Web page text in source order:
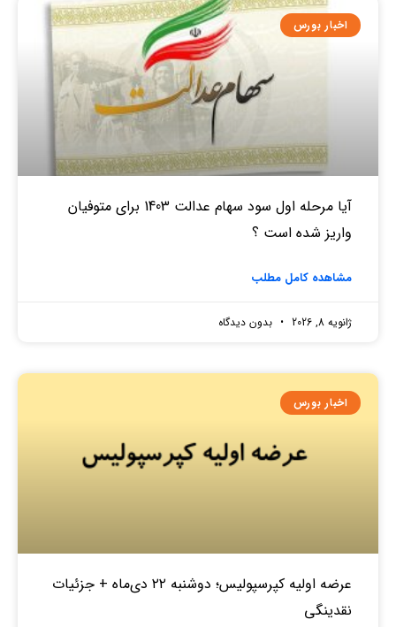
اخبار بورس
آیا مرحله اول سود سهام عدالت 1403 برای متوفیان
واریز شده است ؟
مشاهده کامل مطلب
ژانویه 8, 2026 بدون دیدگاه
اخبار بورس
عرضه اولیه کپرسپولیس؛ دوشنبه ۲۲ دی‌ماه + جزئیات
نقدینگی